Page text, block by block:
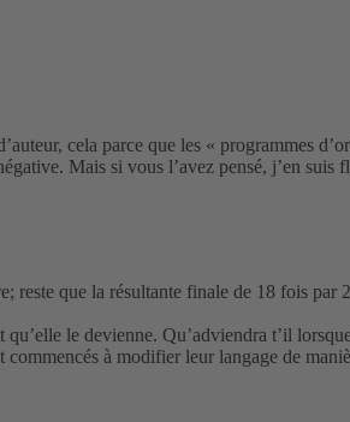
cela parce que les « programmes
Mais si vous l’avez pensé, j’en suis
reste que la résultante finale de 18 fois par
le devienne. Qu’adviendra t’il
à modifier leur langage de